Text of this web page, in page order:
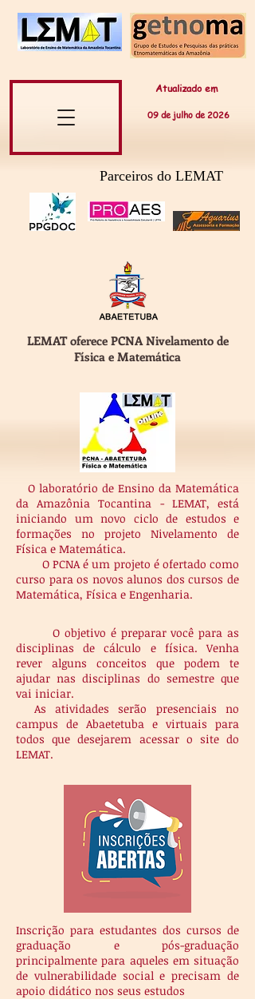
Atualizado em
09 dejulhode 2026
Parceiros do LEMAT
LEMAT oferece PCNA Nivelamento de
Física e Matemática
O laboratório de Ensino da Matemática
da Amazônia Tocantina - LEMAT, está
iniciando um novo ciclo de estudos e
formações no projeto Nivelamento de
Física e Matemática.
O PCNA é um projeto é ofertado como
curso para os novos alunos dos cursos de
Matemática, Física e Engenharia.
O objetivo é preparar você para as
disciplinas de cálculo e física. Venha
rever alguns conceitos que podem te
ajudar nas disciplinas do semestre que
vai iniciar.
As atividades serão presenciais no
campus de Abaetetuba e virtuais para
todos que desejarem acessar o site do
LEMAT.
Inscrição para estudantes dos cursos de
graduação e pós-graduação
principalmente para aqueles em situação
de vulnerabilidade social e precisam de
apoio didático nos seus estudos